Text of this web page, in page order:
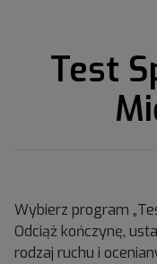
Test
Wybierz program
Odciąż kończynę,
rodzaj ruchu i